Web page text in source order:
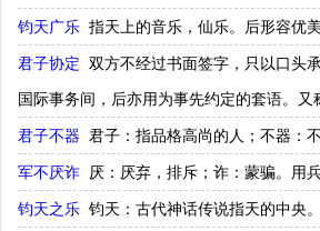
钧天广乐 指天上的音乐，仙乐。后形容优
君子协定 双方不经过书面签字，只以口头
国际事务间，后亦用为事先约定的套语。又
君子不器 君子：指品格高尚的人；不器：
军不厌诈 厌：厌弃，排斥；诈：蒙骗。用
钧天之乐 钧天：古代神话传说指天的中央